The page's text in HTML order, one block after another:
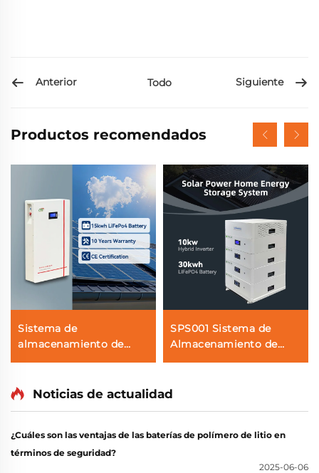
Anterior Todo Siguiente
Productos recomendados
Sistema de
almacenamiento de
energía solar para el
pared 5kwh 10kwh
Grado A
SPS001 Sistema de
Almacenamiento de
Energía Solar Lifepo4
Solar Híbrido de 10kw y
Noticias de actualidad
¿Cuáles son las ventajas de las baterías de polímero de litio en
términos de seguridad?
2025-06-06